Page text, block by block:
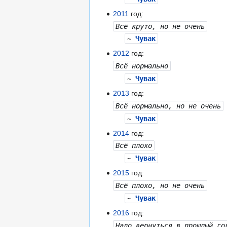
2011 год:
Всё круто, но не очень
~ Чувак
2012 год:
Всё нормально
~ Чувак
2013 год:
Всё нормально, но не очень
~ Чувак
2014 год:
Всё плохо
~ Чувак
2015 год:
Всё плохо, но не очень
~ Чувак
2016 год:
Надо вернуться в прошлый